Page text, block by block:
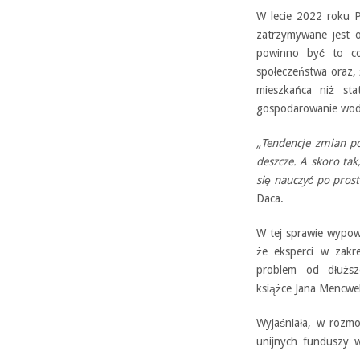
W lecie 2022 roku
zatrzymywane jest
powinno być to
społeczeństwa
mieszkańca niż
gospodarowanie
„Tendencje zmian
deszcze. A skoro
się nauczyć po
Daca.
W tej sprawie
że eksperci w
problem od
książce Jana
Wyjaśniała, w
unijnych funduszy